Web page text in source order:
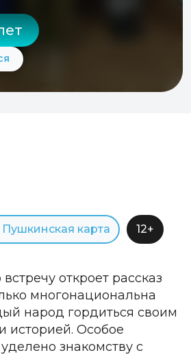
Пушкинская карта 12+
откроет рассказ
многонациональна
народ гордиться своим
историей. Особое
знакомству с